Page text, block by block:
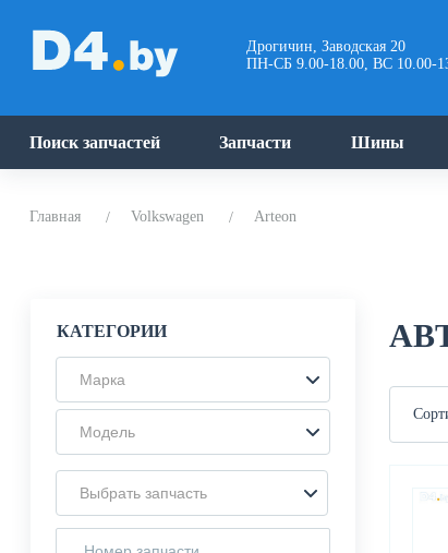
Дрогичин, Заводская 20
ПН-СБ 9.00-18.00, ВС 10.00-
Поиск запчастей Запчасти Шины
Главная Volkswagen Arteon
КАТЕГОРИИ
Марка
Модель
Выбрать запчасть